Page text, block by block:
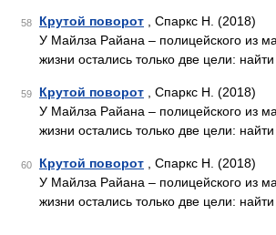
58 Крутой поворот , Спаркс Н. (2018)
У Майлза Райана – полицейского из
жизни остались только две цели:
59 Крутой поворот , Спаркс Н. (2018)
У Майлза Райана – полицейского из
жизни остались только две цели:
60 Крутой поворот , Спаркс Н. (2018)
У Майлза Райана – полицейского из
жизни остались только две цели: